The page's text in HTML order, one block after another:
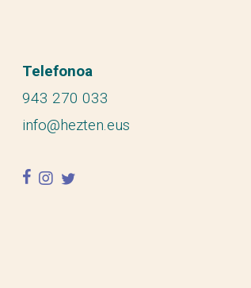
Telefonoa
943 270 033
info@hezten.eus
facebook
instagram
twitter